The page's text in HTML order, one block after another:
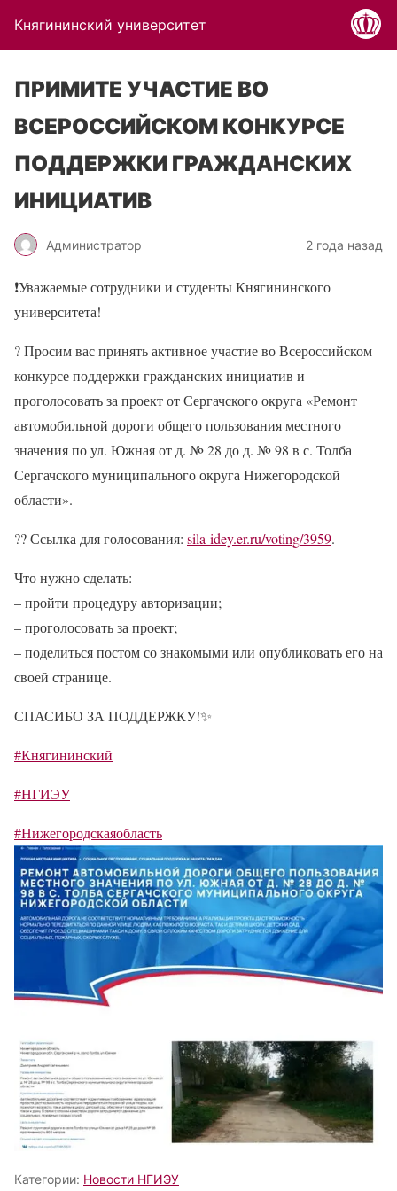
Княгининский университет
ПРИМИТЕ УЧАСТИЕ ВО
ВСЕРОССИЙСКОМ КОНКУРСЕ
ПОДДЕРЖКИ ГРАЖДАНСКИХ
ИНИЦИАТИВ
Администратор 2 года назад
❗️Уважаемые сотрудники и студенты Княгининского
университета!
?Просим вас принять активное участие во Всероссийском
конкурсе поддержки гражданских инициатив и
проголосовать за проект от Сергачского округа «Ремонт
автомобильной дороги общего пользования местного
значения по ул. Южная от д. № 28 до д. № 98 в с. Толба
Сергачского муниципального округа Нижегородской
области».
??Ссылка для голосования: sila-idey.er.ru/voting/3959.
Что нужно сделать:
– пройти процедуру авторизации;
– проголосовать за проект;
– поделиться постом со знакомыми или опубликовать его на
своей странице.
СПАСИБО ЗА ПОДДЕРЖКУ!✨
#Княгининский
#НГИЭУ
#Нижегородскаяобласть
Категории: Новости НГИЭУ